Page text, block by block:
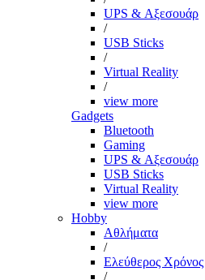
UPS & Αξεσουάρ
/
USB Sticks
/
Virtual Reality
/
view more
Gadgets
Bluetooth
Gaming
UPS & Αξεσουάρ
USB Sticks
Virtual Reality
view more
Hobby
Αθλήματα
/
Ελεύθερος Χρόνος
/